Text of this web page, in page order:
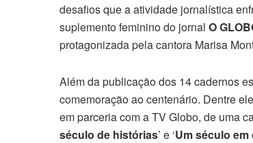
desafios que a atividade jornalística
suplemento feminino do jornal O
protagonizada pela cantora Marisa
Além da publicação dos 14 cadernos
comemoração ao centenário. Dentre
em parceria com a TV Globo, de uma
século de histórias’ e ‘Um século em